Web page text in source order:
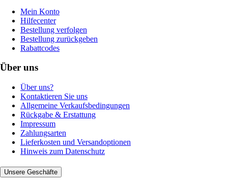
Mein Konto
Hilfecenter
Bestellung verfolgen
Bestellung zurückgeben
Rabattcodes
Über uns
Über uns?
Kontaktieren Sie uns
Allgemeine Verkaufsbedingungen
Rückgabe & Erstattung
Impressum
Zahlungsarten
Lieferkosten und Versandoptionen
Hinweis zum Datenschutz
Unsere Geschäfte